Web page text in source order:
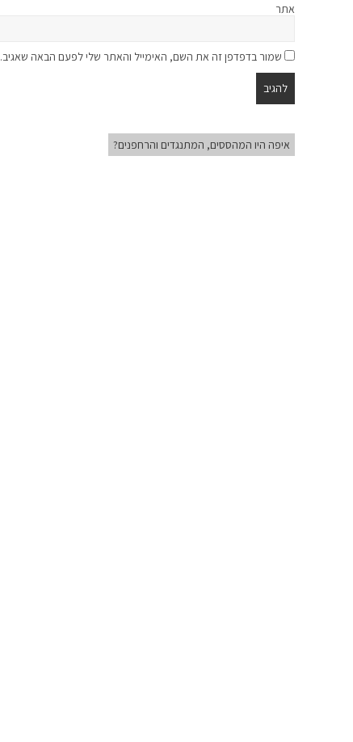
אתר
שמור בדפדפן זה את השם, האימייל והאתר שלי לפעם הבאה שאגיב.
איפה היו המהססים, המתנגדים והרחפנים?